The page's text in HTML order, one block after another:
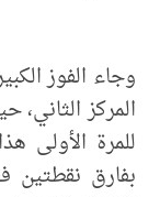
وجاء الفوز
المركز
بفارق نقطتين